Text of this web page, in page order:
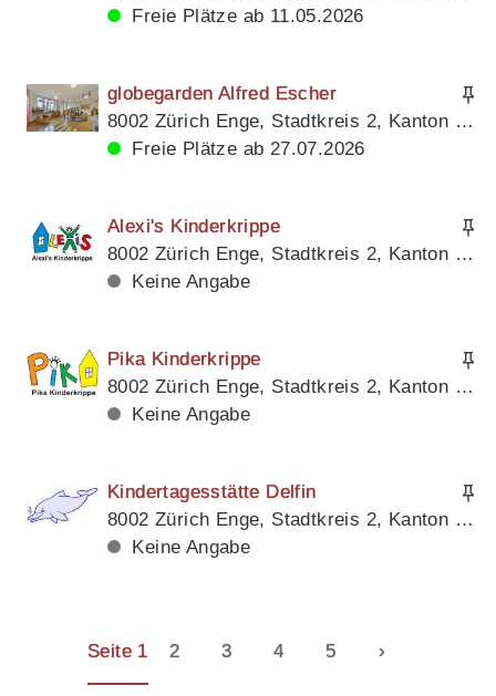
Freie Plätze ab 11.05.2026
globegarden Alfred Escher
8002 Zürich Enge, Stadtkreis 2, Kanton Zürich
Freie Plätze ab 27.07.2026
Alexi's Kinderkrippe
8002 Zürich Enge, Stadtkreis 2, Kanton Zürich
Keine Angabe
Pika Kinderkrippe
8002 Zürich Enge, Stadtkreis 2, Kanton Zürich
Keine Angabe
Kindertagesstätte Delfin
8002 Zürich Enge, Stadtkreis 2, Kanton Zürich
Keine Angabe
Seite 1 2 3 4 5 ›